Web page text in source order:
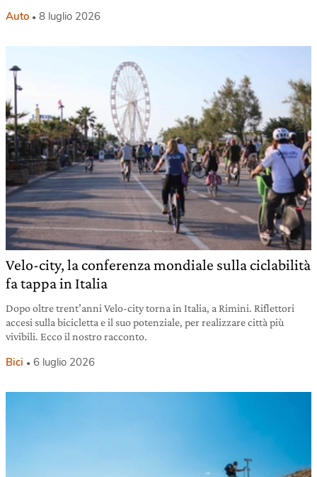
Auto 8 luglio 2026
Velo-city, la conferenza mondiale sulla ciclabilità
fa tappa in Italia
Dopo oltre trent’anni Velo-city torna in Italia, a Rimini. Riflettori
accesi sulla bicicletta e il suo potenziale, per realizzare città più
vivibili. Ecco il nostro racconto.
Bici 6 luglio 2026